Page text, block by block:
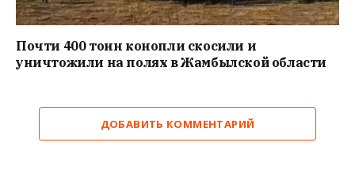
Почти 400 тонн конопли скосили и
уничтожили на полях в Жамбылской области
ДОБАВИТЬ КОММЕНТАРИЙ